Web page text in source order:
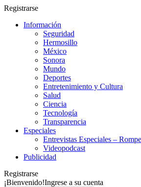
Registrarse
Información
Seguridad
Hermosillo
México
Sonora
Mundo
Deportes
Entretenimiento y Cultura
Salud
Ciencia
Tecnología
Transparencia
Especiales
Entrevistas Especiales –
Videopodcast
Publicidad
Registrarse
¡Bienvenido!Ingrese a su cuenta